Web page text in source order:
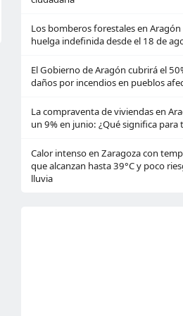
Los bomberos forestales en
huelga indefinida desde el 18 de
El Gobierno de Aragón cubrirá el
daños por incendios en pueblos
La compraventa de viviendas en
un 9% en junio: ¿Qué significa para
Calor intenso en Zaragoza con
que alcanzan hasta 39°C y poco
lluvia